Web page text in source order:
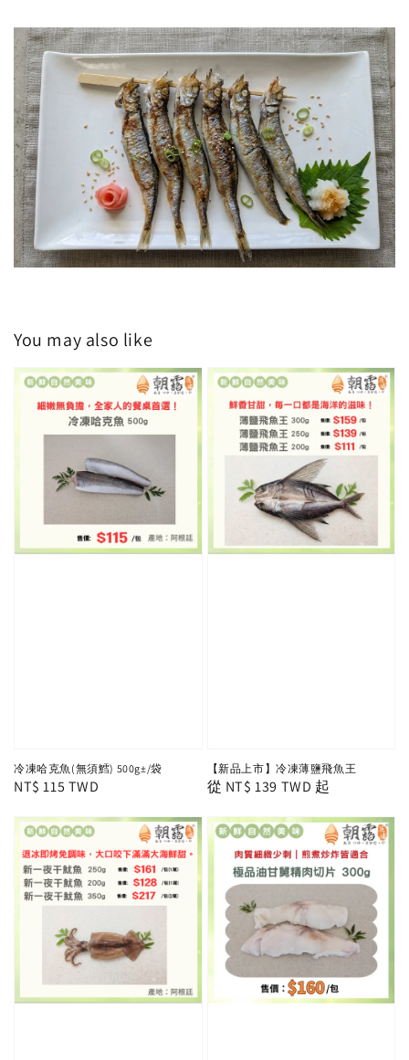
You may also like
冷凍哈克魚(無須鱈) 500g±/袋
Regular
NT$ 115 TWD
【新品上市】冷凍薄鹽飛魚王
Regular
從 NT$ 139 TWD 起